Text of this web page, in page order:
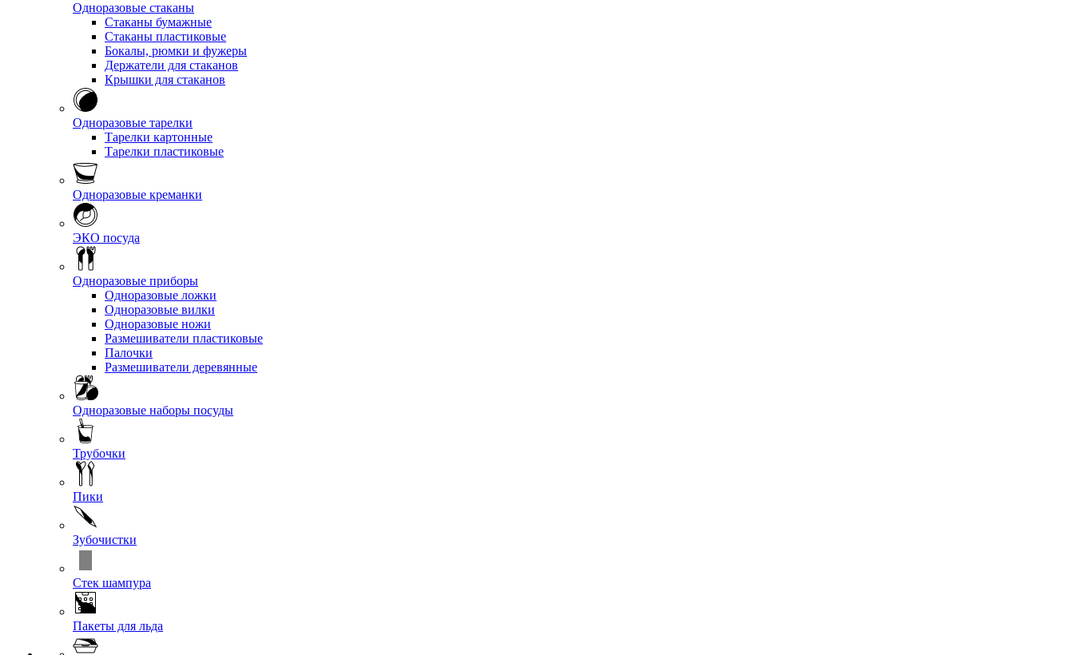
Одноразовые стаканы
Стаканы бумажные
Стаканы пластиковые
Бокалы, рюмки и фужеры
Держатели для стаканов
Крышки для стаканов
Одноразовые тарелки
Тарелки картонные
Тарелки пластиковые
Одноразовые креманки
ЭКО посуда
Одноразовые приборы
Одноразовые ложки
Одноразовые вилки
Одноразовые ножи
Размешиватели пластиковые
Палочки
Размешиватели деревянные
Одноразовые наборы посуды
Трубочки
Пики
Зубочистки
Стек шампура
Пакеты для льда